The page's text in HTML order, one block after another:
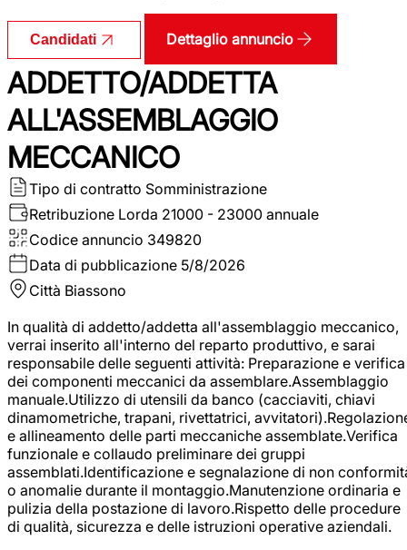
Candidati Dettaglio annuncio
ADDETTO/ADDETTA
ALL'ASSEMBLAGGIO
MECCANICO
Tipo di contratto Somministrazione
Retribuzione Lorda 21000 - 23000 annuale
Codice annuncio 349820
Data di pubblicazione 5/8/2026
Città Biassono
In qualità di addetto/addetta all'assemblaggio meccanico,
verrai inserito all'interno del reparto produttivo, e sarai
responsabile delle seguenti attività: Preparazione e verifica
dei componenti meccanici da assemblare.Assemblaggio
manuale.Utilizzo di utensili da banco (cacciaviti, chiavi
dinamometriche, trapani, rivettatrici,
e allineamento delle parti meccaniche assemblate.Verifica
funzionale e collaudo preliminare dei gruppi
assemblati.Identificazione e segnalazione di non
o anomalie durante il montaggio.Manutenzione ordinaria e
pulizia della postazione di lavoro.Rispetto delle procedure
di qualità, sicurezza e delle istruzioni operative aziendali.